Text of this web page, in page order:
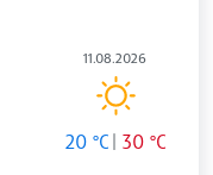
11.08.2026
20 °C 30 °C